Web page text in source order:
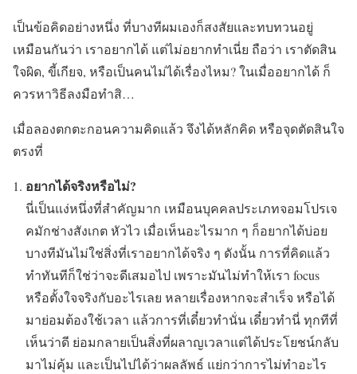
เป็นข้อคิดอย่างหนึ่ง ที่บางทีผมเองก็สงสัยและทบทวนอยู่
เหมือนกันว่า เราอยากได้ แต่ไม่อยากทำเนี่ย ถือว่า เราตัดสิน
ใจผิด, ขี้เกียจ, หรือเป็นคนไม่ได้เรื่องไหม? ในเมื่ออยากได้ ก็
ควรหาวิธีลงมือทำสิ…
เมื่อลองตกตะกอนความคิดแล้ว จึงได้หลักคิด หรือจุดตัดสินใจ
ตรงที่
อยากได้จริงหรือไม่?
นี่เป็นแง่หนึ่งที่สำคัญมาก เหมือนบุคคลประเภทจอมโปรเจ
คมักช่างสังเกต หัวไว เมื่อเห็นอะไรมาก ๆ ก็อยากได้บ่อย
บางทีมันไม่ใช่สิ่งที่เราอยากได้จริง ๆ ดังนั้น การที่คิดแล้ว
ทำทันทีก็ใช่ว่าจะดีเสมอไป เพราะมันไม่ทำให้เรา focus
หรือตั้งใจจริงกับอะไรเลย หลายเรื่องหากจะสำเร็จ หรือได้
มาย่อมต้องใช้เวลา แล้วการที่เดี๋ยวทำนั่น เดี๋ยวทำนี่ ทุกทีที่
เห็นว่าดี ย่อมกลายเป็นสิ่งที่ผลาญเวลาแต่ได้ประโยชน์กลับ
มาไม่คุ้ม และเป็นไปได้ว่าผลลัพธ์ แย่กว่าการไม่ทำอะไร